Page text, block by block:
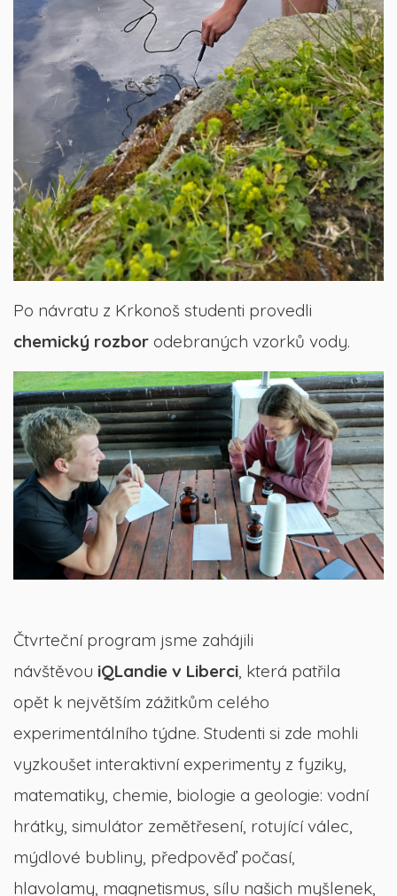
Po návratu z Krkonoš studenti provedli
chemický rozbor odebraných vzorků vody.
Čtvrteční program jsme zahájili
návštěvou iQLandie v Liberci, která patřila
opět k největším zážitkům celého
experimentálního týdne. Studenti si zde mohli
vyzkoušet interaktivní experimenty z fyziky,
matematiky, chemie, biologie a geologie: vodní
hrátky, simulátor zemětřesení, rotující válec,
mýdlové bubliny, předpověď počasí,
hlavolamy, magnetismus, sílu našich myšlenek,